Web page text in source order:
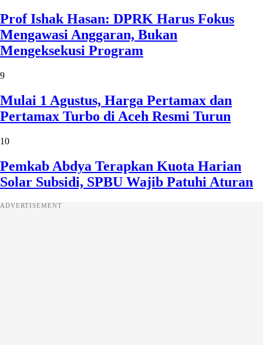
Prof Ishak Hasan: DPRK Harus Fokus
Mengawasi Anggaran, Bukan
Mengeksekusi Program
9
Mulai 1 Agustus, Harga Pertamax dan
Pertamax Turbo di Aceh Resmi Turun
10
Pemkab Abdya Terapkan Kuota Harian
Solar Subsidi, SPBU Wajib Patuhi Aturan
ADVERTISEMENT